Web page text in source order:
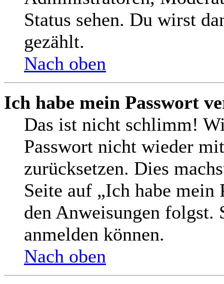
Status sehen. Du wirst
gezählt.
Nach oben
Ich habe mein Passwort
Das ist nicht schlimm!
Passwort nicht wieder
zurücksetzen. Dies
Seite auf „Ich habe mein
den Anweisungen folgst.
anmelden können.
Nach oben